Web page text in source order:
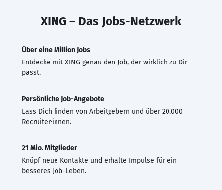
XING – Das Jobs-Netzwerk
Über eine Million Jobs
Entdecke mit XING genau den Job, der wirklich zu Dir
passt.
Persönliche Job-Angebote
Lass Dich finden von Arbeitgebern und über 20.000
Recruiter·innen.
21 Mio. Mitglieder
Knüpf neue Kontakte und erhalte Impulse für ein
besseres Job-Leben.